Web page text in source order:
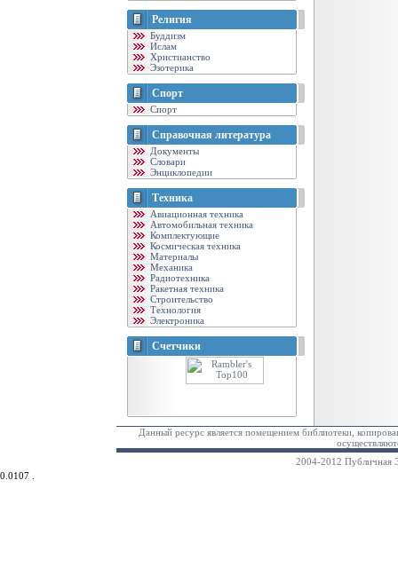
Религия
Буддизм
Ислам
Христианство
Эзотерика
Спорт
Спорт
Справочная литература
Документы
Словари
Энциклопедии
Техника
Авиационная техника
Автомобильная техника
Комплектующие
Космическая техника
Материалы
Механика
Радиотехника
Ракетная техника
Строительство
Технология
Электроника
Счетчики
Данный ресурс является помещением библиотеки,
2004-2012 Публичная
0.0107 .